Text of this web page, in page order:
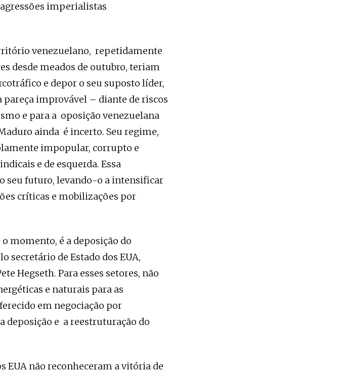
imperialistas
venezuelano, repetidamente
desde meados de outubro, teriam
e depor o seu suposto líder,
pareça improvável – diante de riscos
e para a oposição venezuelana
ainda é incerto. Seu regime,
impopular, corrupto e
e de esquerda. Essa
futuro, levando-o a intensificar
críticas e mobilizações por
momento, é a deposição do
secretário de Estado dos EUA,
Hegseth. Para esses setores, não
e naturais para as
em negociação por
deposição e a reestruturação do
EUA não reconheceram a vitória de